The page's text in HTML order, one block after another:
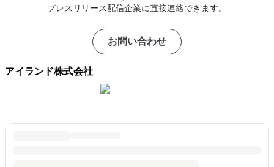
プレスリリース配信企業に直接連絡できます。
お問い合わせ
アイランド株式会社